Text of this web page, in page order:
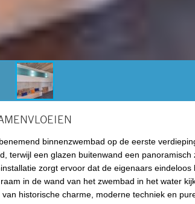
binnenzwembad op de eerste
terwijl een glazen buitenwand een panoramisch
zorgt ervoor dat de eigenaars eindeloos
in de wand van het zwembad in het water
historische charme, moderne techniek en